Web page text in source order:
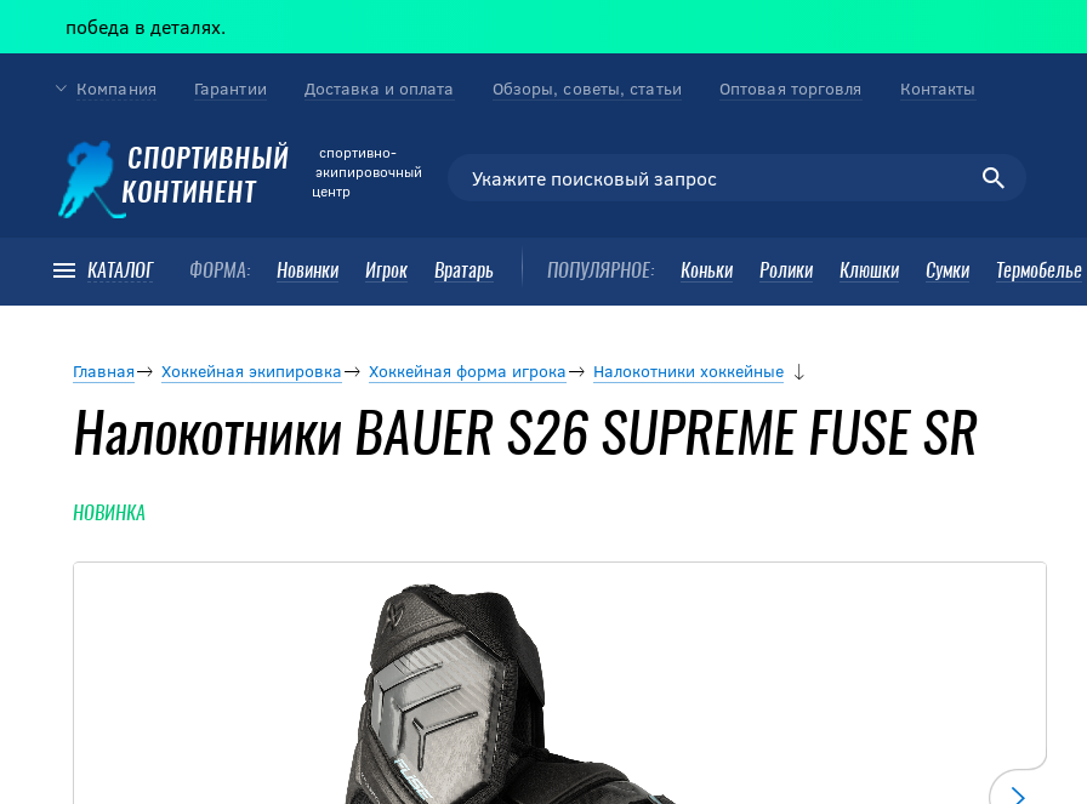
в деталях.
СПОРТИВНЫЙ
КОНТИНЕНТ
cпортивно-
экипировочный
центр
КАТАЛОГ ФОРМА: Новинки Игрок Вратарь ПОПУЛЯРНОЕ: Коньки Ролики Клюшки Сумки Термобелье
Компания Гарантии Доставка и оплата Обзоры, советы, статьи Оптовая торговля Контакты
Главная Хоккейная экипировка Хоккейная форма игрока Налокотники хоккейные
Налокотники BAUER S26 SUPREME FUSE SR
НОВИНКА